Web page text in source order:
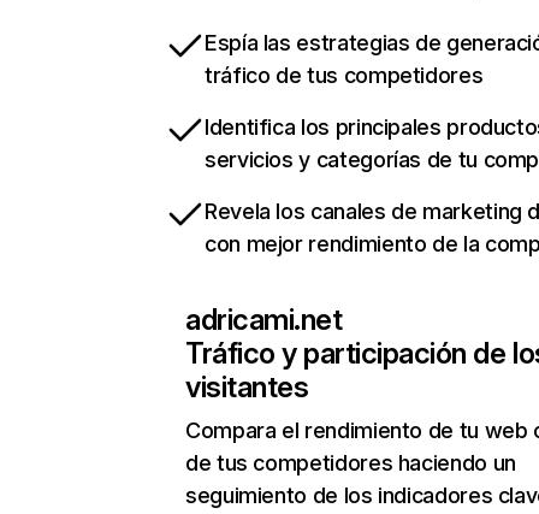
Espía las estrategias de
tráfico de tus competidores
Identifica los principales
servicios y categorías de tu
Revela los canales de marketing
con mejor rendimiento de la
adricami.net
Tráfico y participación de
visitantes
Compara el rendimiento de tu web
de tus competidores haciendo un
seguimiento de los indicadores